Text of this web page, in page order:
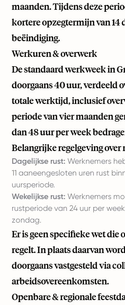
maanden. Tijdens deze
kortere opzegtermijn van 14
beëindiging.
Werkuren & overwerk
De standaard werkweek in
doorgaans 40 uur, verdeeld
totale werktijd, inclusief
periode van vier maanden
dan 48 uur per week
Belangrijke regelgeving over
Dagelijkse rust: Werknemers
11 aaneengesloten uren rust
uursperiode.
Wekelijkse rust: Werknemers
rustperiode van 24 uur per
zondag.
Er is geen specifieke wet die
regelt. In plaats daarvan
doorgaans vastgesteld via
arbeidsovereenkomsten.
Openbare & regionale